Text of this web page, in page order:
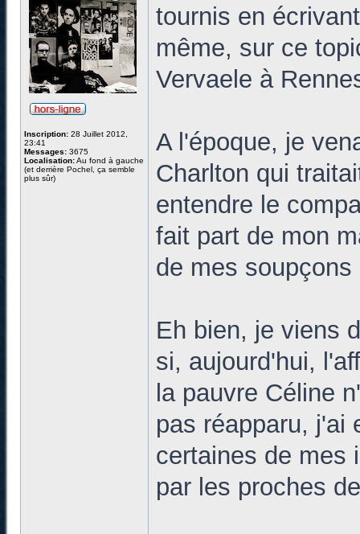
Inscription: 28 Juillet 2012,
23:41
Messages: 3675
Localisation:Au fond à gauche
(et derrière Pochel, ça semble
plus sûr)
tournis en
même, sur ce
Vervaele à
A l'époque, je
Charlton qui
entendre le
fait part de mon
de mes
Eh bien, je viens
si, aujourd'hui,
la pauvre Céline
pas réapparu, j'ai
certaines de mes
par les proches